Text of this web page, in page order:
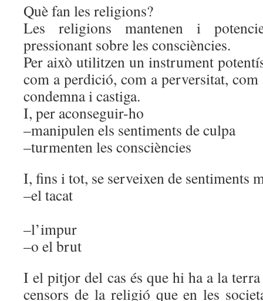
Què fan les religions?
Les religions mantenen i
pressionant sobre les consciències.
Per això utilitzen un instrument
com a perdició, com a perversitat,
condemna i castiga.
I, per aconseguir-ho
–manipulen els sentiments de culpa
–turmenten les consciències
I, fins i tot, se serveixen de sentiments
–el
–l’impur
–o el brut
I el pitjor del cas és que hi ha a la
censors de la religió que en les